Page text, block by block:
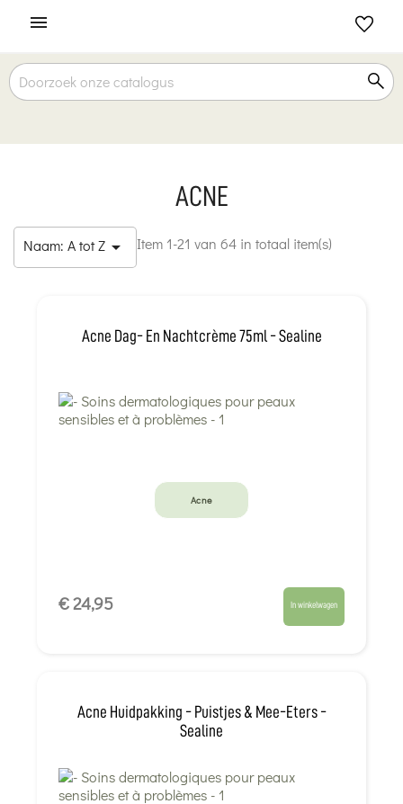

ACNE
Naam: A tot Z  Item 1-21 van 64 in totaal item(s)
Acne Dag- En Nachtcrème 75ml - Sealine
Acne
€ 24,95 In winkelwagen
Acne Huidpakking - Puistjes & Mee-Eters -
Sealine